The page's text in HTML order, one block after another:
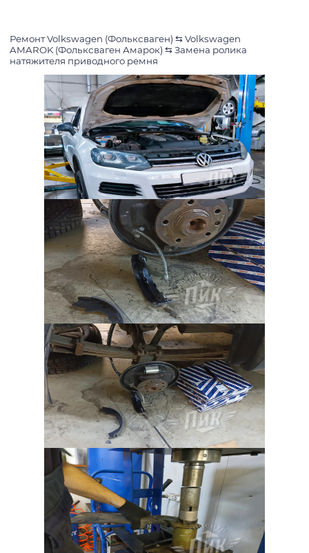
Ремонт Volkswagen (Фольксваген) ⇆ Volkswagen
AMAROK (Фольксваген Амарок) ⇆ Замена ролика
натяжителя приводного ремня